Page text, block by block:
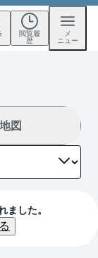
閲覧履
歴
メ
ニュー
地図
ました。